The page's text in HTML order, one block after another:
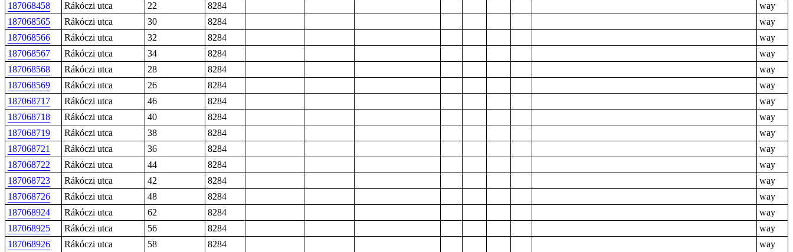
187068458
Rákóczi utca 22 8284
way
187068565
Rákóczi utca 30 8284
way
187068566
Rákóczi utca 32 8284
way
187068567
Rákóczi utca 34 8284
way
187068568
Rákóczi utca 28 8284
way
187068569
Rákóczi utca 26 8284
way
187068717
Rákóczi utca 46 8284
way
187068718
Rákóczi utca 40 8284
way
187068719
Rákóczi utca 38 8284
way
187068721
Rákóczi utca 36 8284
way
187068722
Rákóczi utca 44 8284
way
187068723
Rákóczi utca 42 8284
way
187068726
Rákóczi utca 48 8284
way
187068924
Rákóczi utca 62 8284
way
187068925
Rákóczi utca 56 8284
way
187068926
Rákóczi utca 58 8284
way